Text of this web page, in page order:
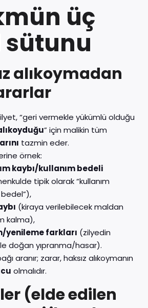
üç
alıkoymadan
“geri vermekle yükümlü olduğu
” için malikin tüm
tazmin eder.
örnek:
kaybı/kullanım bedeli
tipik olarak “kullanım
bedel”),
(kiraya verilebilecek maldan
kalma),
yenileme farkları (zilyedin
doğan yıpranma/hasar).
aranır; zarar, haksız alıkoymanın
olmalıdır.
(elde edilen